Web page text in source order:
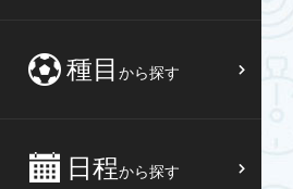
種目 から探す
日程から探す